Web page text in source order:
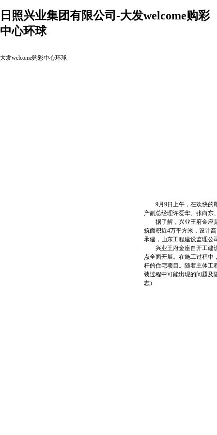
日照兴业集团有限公司-大发welcome购彩
中心环球
大发welcome购彩中心环球
9月9日上午，在欢快的鞭
产副总经理许爱华、张向东
据了解，兴业王府金座是
筑面积近4万平方米，设计
承建，山东工程建设监理公
兴业王府金座自开工建设
点全面开展。在施工过程中
杆的住宅项目。随着主体工
装过程中可能出现的问题及
志）